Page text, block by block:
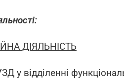
ДІЯЛЬНІСТЬ
у відділенні